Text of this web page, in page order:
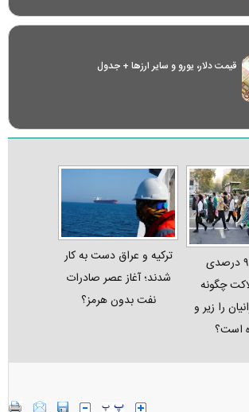
قیمت دلار، یورو و سایر ارز‌ها + جدول
کابوس ۹۶ درصدی
چگونه
را زیر و
است؟
ترکیه و عراق دست به کار
شدند؛ آغاز عصر صادرات
نفت بدون هرمز؟